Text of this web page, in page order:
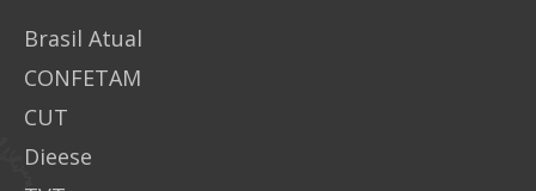
Brasil Atual
CONFETAM
CUT
Dieese